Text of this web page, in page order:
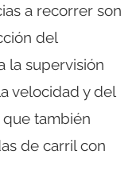
a recorrer son
del
la supervisión
velocidad y del
también
de carril con